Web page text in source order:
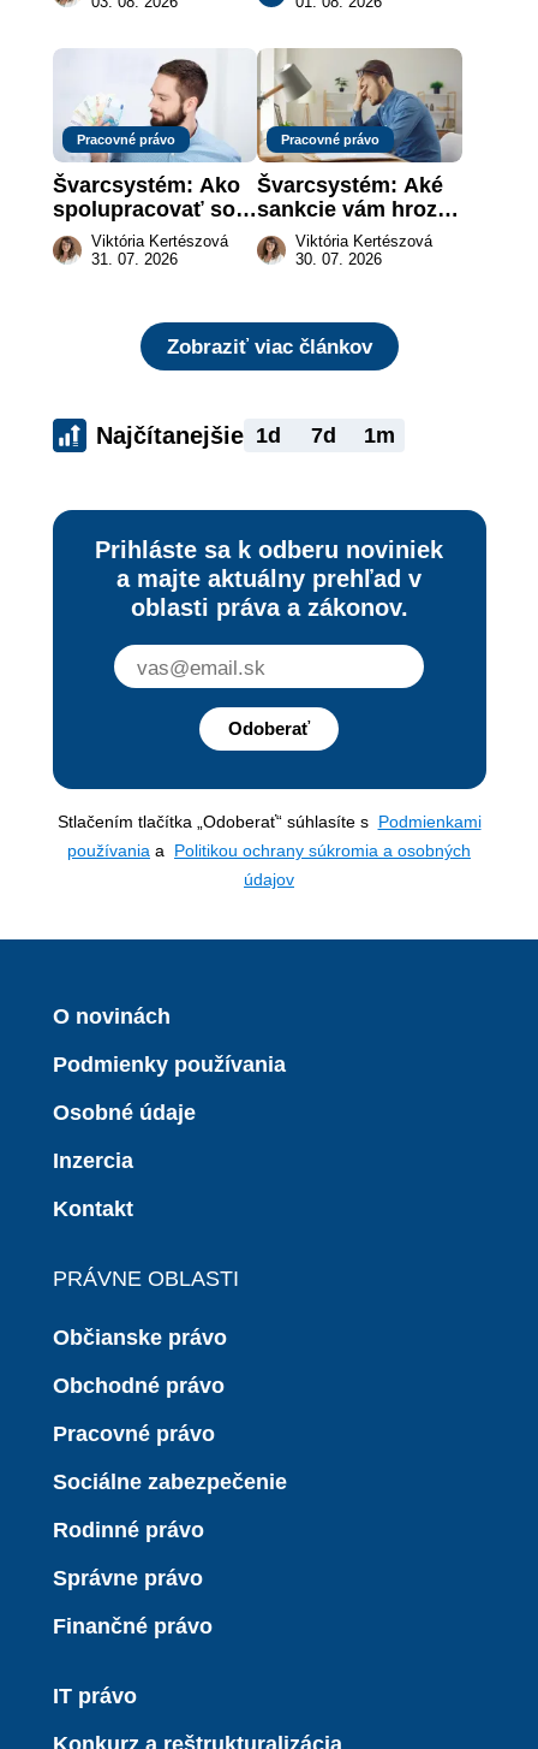
Pracovné právo
Švarcsystém: Ako
spolupracovať so
živnostníkom
legálne a bez
Viktória Kertészová
31. 07. 2026
Pracovné právo
Švarcsystém: Aké
sankcie vám hrozia
a prečo nestačí
zaplatiť pokutu?
Viktória Kertészová
30. 07. 2026
Zobraziť viac článkov
Najčítanejšie 1d 7d 1m
Prihláste sa k odberu noviniek
a majte aktuálny prehľad v
oblasti práva a zákonov.
Odoberať
Stlačením tlačítka „Odoberať“ súhlasíte s Podmienkami
používania a Politikou ochrany súkromia a osobných
údajov
O novinách
Podmienky používania
Osobné údaje
Inzercia
Kontakt
PRÁVNE OBLASTI
Občianske právo
Obchodné právo
Pracovné právo
Sociálne zabezpečenie
Rodinné právo
Správne právo
Finančné právo
IT právo
Konkurz a reštrukturalizácia